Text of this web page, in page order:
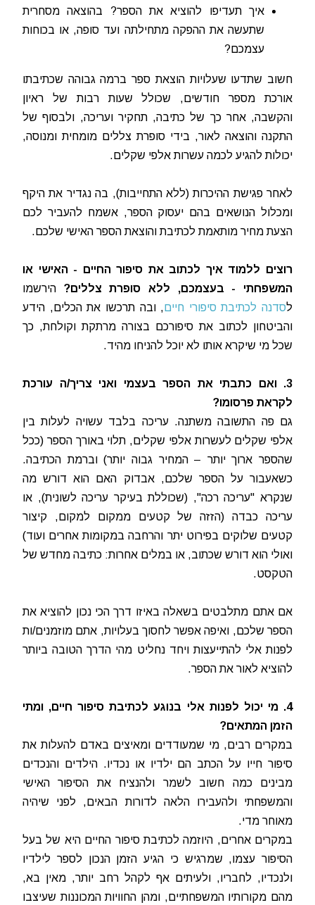
איך תעדיפו להוציא את הספר? בהוצאה מסחרית
שתעשה את ההפקה מתחילתה ועד סופה, או בכוחות
עצמכם?
חשוב שתדעו שעלויות הוצאת ספר ברמה גבוהה שכתיבתו
אורכת מספר חודשים, שכולל שעות רבות של ראיון
והקשבה, אחר כך של כתיבה, תחקיר ועריכה, ולבסוף של
התקנה והוצאה לאור, בידי סופרת צללים מומחית ומנוסה,
יכולות להגיע לכמה עשרות אלפי שקלים.
לאחר פגישת ההיכרות (ללא התחייבות), בה נגדיר את היקף
ומכלול הנושאים בהם יעסוק הספר, אשמח להעביר לכם
הצעת מחיר מותאמת לכתיבת והוצאת הספר האישי שלכם.
רוצים ללמוד איך לכתוב את סיפור החיים - האישי או
המשפחתי - בעצמכם, ללא סופרת צללים? הירשמו
לסדנה לכתיבת סיפורי חיים, ובה תרכשו את הכלים, הידע
והביטחון לכתוב את סיפורכם בצורה מרתקת וקולחת, כך
שכל מי שיקרא אותו לא יוכל להניחו מהיד.
3. ואם כתבתי את הספר בעצמי ואני צריך/ה עורכת
לקראת פרסומו?
גם פה התשובה משתנה. עריכה בלבד עשויה לעלות בין
אלפי שקלים לעשרות אלפי שקלים, תלוי באורך הספר (ככל
שהספר ארוך יותר – המחיר גבוה יותר) וברמת הכתיבה.
כשאעבור על הספר שלכם, אבדוק האם הוא דורש מה
שנקרא "עריכה רכה", (שכוללת בעיקר עריכה לשונית), או
עריכה כבדה (הזזה של קטעים ממקום למקום, קיצור
קטעים שלוקים בפירוט יתר והרחבה במקומות אחרים ועוד)
ואולי הוא דורש שכתוב, או במלים אחרות: כתיבה מחדש של
הטקסט.
אם אתם מתלבטים בשאלה באיזו דרך הכי נכון להוציא את
הספר שלכם, ואיפה אפשר לחסוך בעלויות, אתם מוזמנים/ות
לפנות אלי להתייעצות ויחד נחליט מהי הדרך הטובה ביותר
להוציא לאור את הספר.
4. מי יכול לפנות אלי בנוגע לכתיבת סיפור חיים, ומתי
הזמן המתאים?
במקרים רבים, מי שמעודדים ומאיצים באדם להעלות את
סיפור חייו על הכתב הם ילדיו או נכדיו. הילדים והנכדים
מבינים כמה חשוב לשמר ולהנציח את הסיפור האישי
והמשפחתי ולהעבירו הלאה לדורות הבאים, לפני שיהיה
מאוחר מדי.
במקרים אחרים, היוזמה לכתיבת סיפור החיים היא של בעל
הסיפור עצמו, שמרגיש כי הגיע הזמן הנכון לספר לילדיו
ולנכדיו, לחבריו, ולעיתים אף לקהל רחב יותר, מאין בא,
מהם מקורותיו המשפחתיים, ומהן החוויות המכוננות שעיצבו